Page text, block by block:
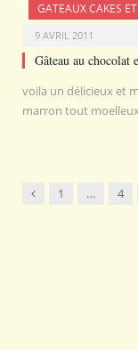
GATEAUX CAKES
9 AVRIL 2011
Gâteau au chocolat
voila un délicieux et
marron tout
Previous
1 … 4